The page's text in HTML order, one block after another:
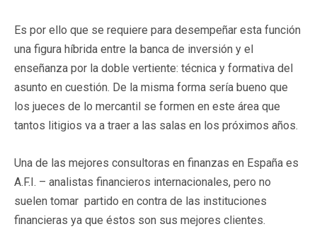
Es por ello que se requiere para desempeñar esta función
una figura híbrida entre la banca de inversión y el
enseñanza por la doble vertiente: técnica y formativa del
asunto en cuestión. De la misma forma sería bueno que
los jueces de lo mercantil se formen en este área que
tantos litigios va a traer a las salas en los próximos años.
Una de las mejores consultoras en finanzas en España es
A.F.I. – analistas financieros internacionales, pero no
suelen tomar partido en contra de las instituciones
financieras ya que éstos son sus mejores clientes.